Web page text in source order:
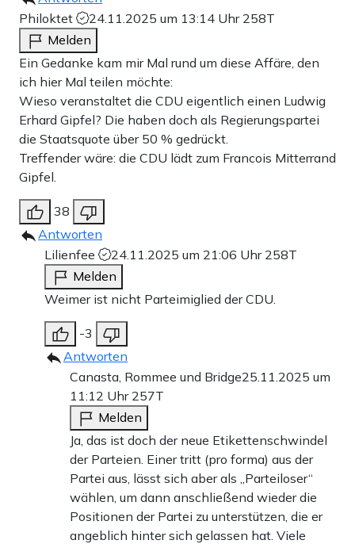
Philoktet
24.11.2025 um 13:14 Uhr 258T
Melden
Ein Gedanke kam mir Mal rund um diese Affäre, den
ich hier Mal teilen möchte:
Wieso veranstaltet die CDU eigentlich einen Ludwig
Erhard Gipfel? Die haben doch als Regierungspartei
die Staatsquote über 50 % gedrückt.
Treffender wäre: die CDU lädt zum Francois Mitterrand
Gipfel.
38
Antworten
Lilienfee
24.11.2025 um 21:06 Uhr 258T
Melden
Weimer ist nicht Parteimiglied der CDU.
-3
Antworten
Canasta, Rommee und Bridge25.11.2025 um
11:12 Uhr 257T
Melden
Ja, das ist doch der neue Etikettenschwindel
der Parteien. Einer tritt (pro forma) aus der
Partei aus, lässt sich aber als „Parteiloser“
wählen, um dann anschließend wieder die
Positionen der Partei zu unterstützen, die er
angeblich hinter sich gelassen hat. Viele